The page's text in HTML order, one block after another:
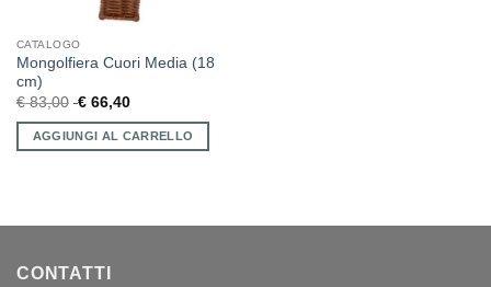
CATALOGO
Mongolfiera Cuori Media (18
cm)
€83,00 €66,40
AGGIUNGI AL CARRELLO
CONTATTI